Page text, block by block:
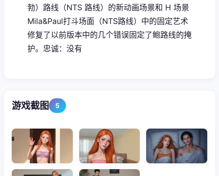
勃）路线（NTS 路线）的新动画场景和 H 场景
Mila&Paul打斗场面（NTS路线）中的固定艺术
修复了以前版本中的几个错误固定了鲍路线的掩
护。忠诚：没有
游戏截图 5